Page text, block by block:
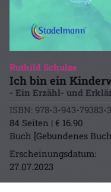
Ruthild Schulze
Ich bin ein
- Ein Erzähl- und
ISBN: 978-3-943-79383-3
84 Seiten | € 16.90
Buch [Gebundenes
Erscheinungsdatum:
27.07.2023